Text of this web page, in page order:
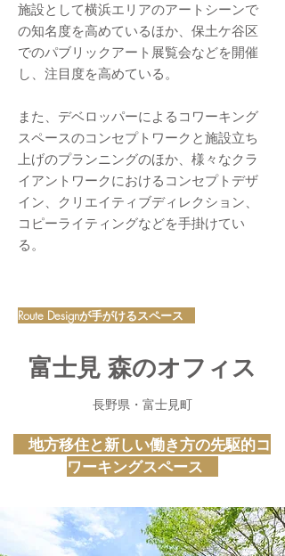
施設として横浜エリアのアートシーンで
の知名度を高めているほか、保土ケ谷区
でのパブリックアート展覧会などを開催
し、注目度を高めている。
また、デベロッパーによるコワーキング
スペースのコンセプトワークと施設立ち
上げのプランニングのほか、様々なクラ
イアントワークにおけるコンセプトデザ
イン、クリエイティブディレクション、
コピーライティングなどを手掛けてい
る。
Route Designが手がけるスペース
富士見 森のオフィス
長野県・富士見町
​ 地方移住と新しい働き方の先駆的コ
ワーキングスペース